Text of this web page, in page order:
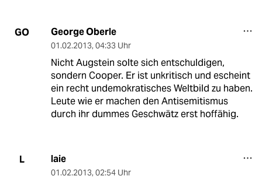
GO George Oberle
01.02.2013, 04:33 Uhr
Nicht Augstein solte sich entschuldigen,
sondern Cooper. Er ist unkritisch und escheint
ein recht undemokratisches Weltbild zu haben.
Leute wie er machen den Antisemitismus
durch ihr dummes Geschwätz erst hoffähig.
L laie
01.02.2013, 02:54 Uhr